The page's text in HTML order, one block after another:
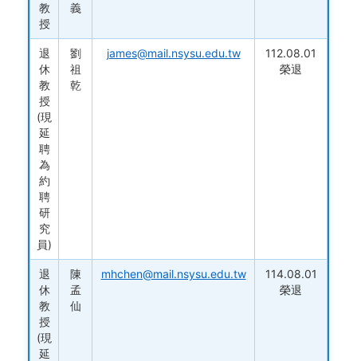
教
授
義
退
休
教
授
(現
延
聘
為
約
聘
研
究
員)
劉
祖
乾
james@mail.nsysu.edu.tw
112.08.01
榮退
退
休
教
授
(現
延
陳
孟
仙
mhchen@mail.nsysu.edu.tw
114.08.01
榮退